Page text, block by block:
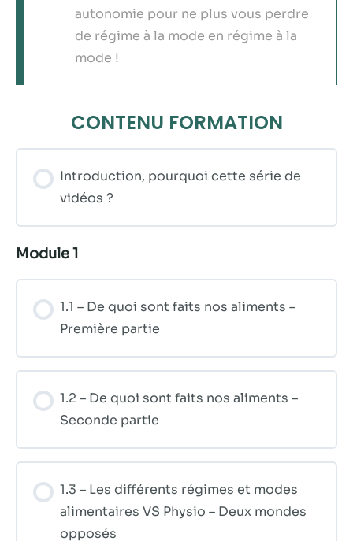
autonomie pour ne plus vous perdre
de régime à la mode en régime à la
mode !
CONTENU FORMATION
Introduction, pourquoi cette série de
vidéos ?
Module 1
1.1 – De quoi sont faits nos aliments –
Première partie
1.2 – De quoi sont faits nos aliments –
Seconde partie
1.3 – Les différents régimes et modes
alimentaires VS Physio – Deux mondes
opposés